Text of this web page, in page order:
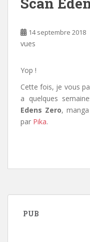
14 septembre 2018
vues
Yop !
Cette fois, je vous
a quelques
Edens Zero,
par Pika.
PUB